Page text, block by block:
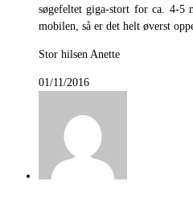
søgefeltet giga-stort for ca. 4-5
mobilen, så er det helt øverst
Stor hilsen Anette
01/11/2016